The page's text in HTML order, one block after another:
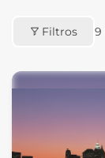
Filtros 9